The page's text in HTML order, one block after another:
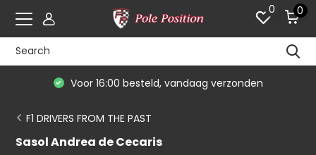
0 0
Voor 16:00 besteld, vandaag verzonden
F1 DRIVERS FROM THE PAST
Sasol Andrea de Cecaris